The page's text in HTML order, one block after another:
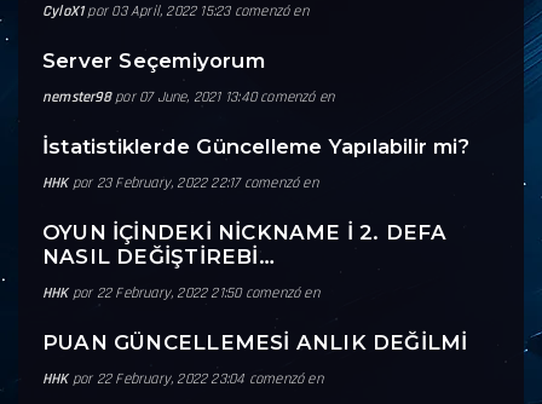
CyloX1por 03 April, 2022 15:23 comenzó en
Server Seçemiyorum
nemster98por 07 June, 2021 13:40 comenzó en
İstatistiklerde Güncelleme Yapılabilir mi?
HHKpor 23 February, 2022 22:17 comenzó en
OYUN İÇİNDEKİ NİCKNAME İ 2. DEFA
NASIL DEĞİŞTİREBİ…
HHKpor 22 February, 2022 21:50 comenzó en
PUAN GÜNCELLEMESİ ANLIK DEĞİLMİ
HHKpor 22 February, 2022 23:04 comenzó en